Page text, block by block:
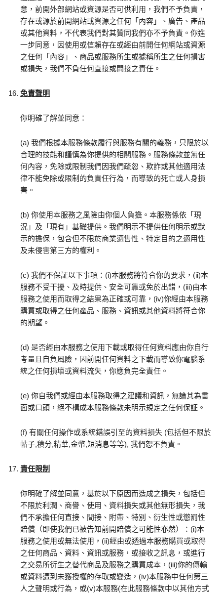
意，前開外部網站或資源是否可供利用，我們不予負責，
存在或源於前開網站或資源之任何「內容」、廣告、產品
或其他資料，不代表我們對其贊同我們亦不予負責。你進
一步同意，因使用或信賴存在或經由前開任何網站或資源
之任何「內容」、商品或服務所生或據稱所生之任何損害
或損失，我們不負任何直接或間接之責任。
免責聲明
你明確了解並同意：
(a) 我們根據本服務條款履行與服務有關的義務，只限於以
合理的技能和謹慎為你提供的相關服務。服務條款並無任
何內容，免除或限制我們因我們疏忽、欺詐或其他適用法
律不能免除或限制的負責任行為，而導致的死亡或人身損
害。
(b) 你使用本服務之風險由你個人負擔。本服務係依「現
況」及「現有」基礎提供。我們明示不提供任何明示或默
示的擔保，包含但不限於商業適售性、特定目的之適用性
及未侵害第三方的權利。
(c) 我們不保証以下事項：(i)本服務將符合你的要求，(ii)本
服務不受干擾、及時提供、安全可靠或免於出錯，(iii)由本
服務之使用而取得之結果為正確或可靠，(iv)你經由本服務
購買或取得之任何產品、服務、資訊或其他資料將符合你
的期望。
(d) 是否經由本服務之使用下載或取得任何資料應由你自行
考量且自負風險，因前開任何資料之下載而導致你電腦系
統之任何損壞或資料流失，你應負完全責任。
(e) 你自我們或經由本服務取得之建議和資訊，無論其為書
面或口頭，絕不構成本服務條款未明示規定之任何保証。
(f) 有關任何操作或系統錯誤引至的資料損失 (包括但不限於
帖子,積分,精華,金幣,短消息等等), 我們恕不負責。
責任限制
你明確了解並同意，基於以下原因而造成之損失，包括但
不限於利潤、商譽、使用、資料損失或其他無形損失，我
們不承擔任何直接、間接、附帶、特別、衍生性或懲罰性
賠償（即使我們已被告知前開賠償之可能性亦然）：(i)本
服務之使用或無法使用，(ii)經由或透過本服務購買或取得
之任何商品、資料、資訊或服務，或接收之訊息，或進行
之交易所衍生之替代商品及服務之購買成本，(iii)你的傳輸
或資料遭到未獲授權的存取或變造，(iv)本服務中任何第三
人之聲明或行為，或(v)本服務(在此服務條款中以其他方式